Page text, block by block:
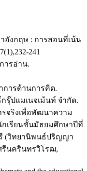
อังกฤษ : การสอนที่เน้น
241
ารอ่าน.
ารด้านการคิด.
รุ๊ปแมเนจเม้นท์ จำกัด.
รจริงเพื่อพัฒนาความ
เรียนชั้นมัธยมศึกษาปีที่
(วิทยานิพนธ์ปริญญา
นครินทรวิโรฒ,